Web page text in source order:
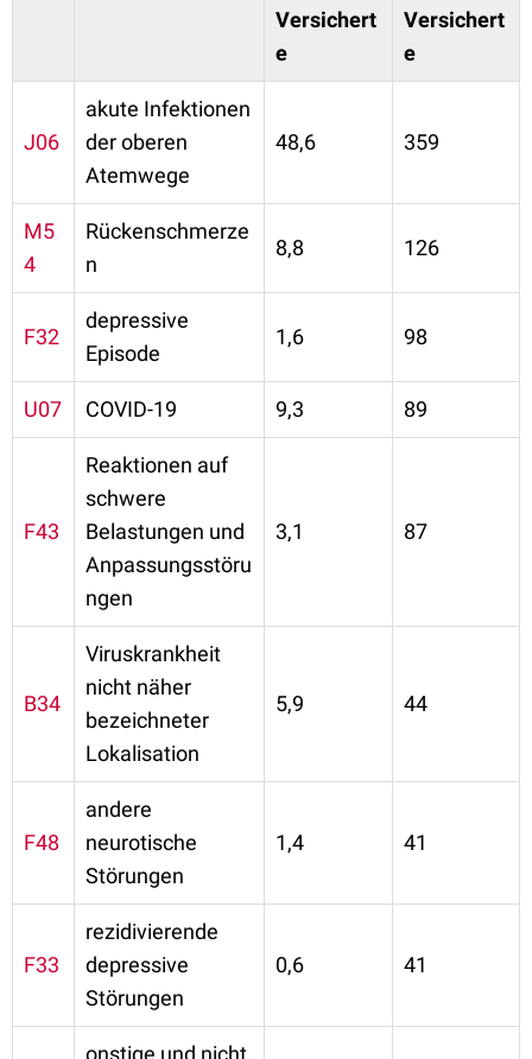
Versichert
e
Versichert
e
J06
akute Infektionen
der oberen
Atemwege
48,6 359
M5
4
Rückenschmerze
n
8,8 126
F32
depressive
Episode
1,6 98
U07 COVID-19 9,3 89
F43
Reaktionen auf
schwere
Belastungen und
Anpassungsstöru
ngen
3,1 87
B34
Viruskrankheit
nicht näher
bezeichneter
Lokalisation
5,9 44
F48
andere
neurotische
Störungen
1,4 41
F33
rezidivierende
depressive
Störungen
0,6 41
onstige und nicht